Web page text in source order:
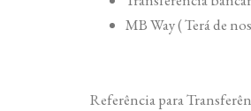
MB Way ( Terá de
Referência para